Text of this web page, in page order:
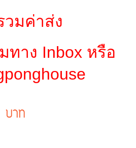
วมค่าส่ง
ทาง Inbox หรือ
าท